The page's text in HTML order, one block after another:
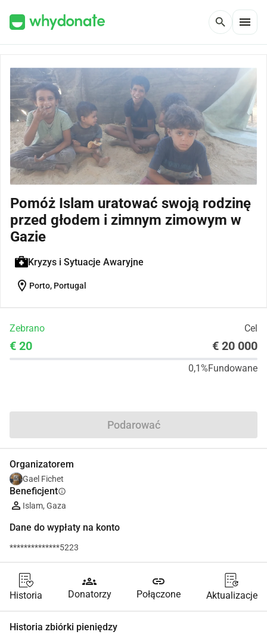
search menu
Pomóż Islam uratować swoją rodzinę
przed głodem i zimnym zimowym w
Gazie
Kryzys i Sytuacje Awaryjne
location_on Porto, Portugal
Zebrano Cel
€ 20 € 20 000
0,1%Fundowane
Podarować
Organizatorem
Gael Fichet
Beneficjentinfo
Islam, Gaza
Dane do wypłaty na konto
**************5223
Historia
groups
Donatorzy
link
Połączone Aktualizacje
Historia zbiórki pieniędzy